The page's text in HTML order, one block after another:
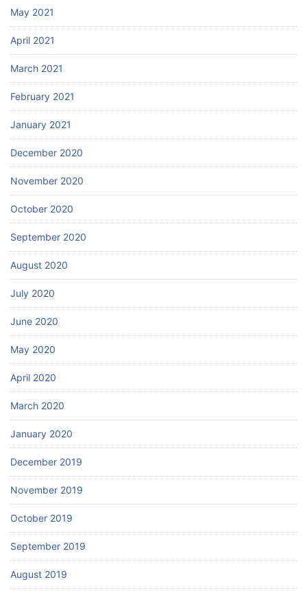
May 2021
April 2021
March 2021
February 2021
January 2021
December 2020
November 2020
October 2020
September 2020
August 2020
July 2020
June 2020
May 2020
April 2020
March 2020
January 2020
December 2019
November 2019
October 2019
September 2019
August 2019